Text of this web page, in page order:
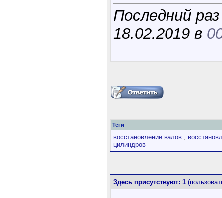
Последний
18.02.2019 в
Теги
восстановление валов ,
цилиндров
Здесь присутствуют: 1